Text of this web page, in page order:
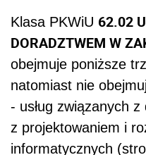
Klasa PKWiU 62.02
DORADZTWEM W
obejmuje poniższe
natomiast nie
- usług związanych
z projektowaniem i
informatycznych